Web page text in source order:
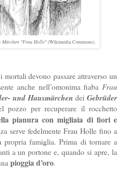
Märchen "Frau Holle"(Wikimedia Commons).
devono passare attraverso un
anche nell’omonima fiaba Frau
und Hausmärchen dei Gebrüder
pozzo per recuperare il rocchetto
pianura con migliaia di fiori e
serve fedelmente Frau Holle fino a
propria famiglia. Prima di tornare a
a un portone e, quando si apre, la
pioggia d’oro.